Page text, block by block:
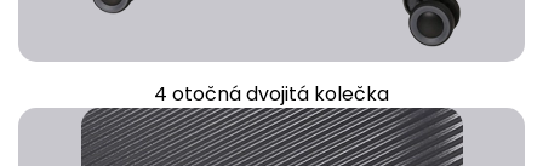
4 otočná dvojitá kolečka